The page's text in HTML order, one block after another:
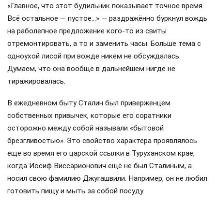
«Главное, что этот будильник показывает точное время.
Всё остальное — пустое…» — раздражённо буркнул вождь
на раболепное предложение кого-то из свиты
отремонтировать, а то и заменить часы. Больше тема с
одноухой лисой при вожде никем не обсуждалась.
Думаем, что она вообще в дальнейшем нигде не
тиражировалась.
В ежедневном быту Сталин был приверженцем
собственных привычек, которые его соратники
осторожно между собой называли «бытовой
брезгливостью». Это свойство характера проявлялось
еще во время его царской ссылки в Туруханском крае,
когда Иосиф Виссарионович ещё не был Сталиным, а
носил свою фамилию Джугашвили. Например, он не любил
готовить пищу и мыть за собой посуду.